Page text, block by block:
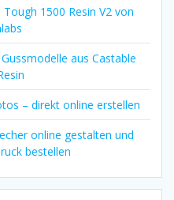
1500 Resin V2 von
aus Castable
– direkt online erstellen
online gestalten und
bestellen